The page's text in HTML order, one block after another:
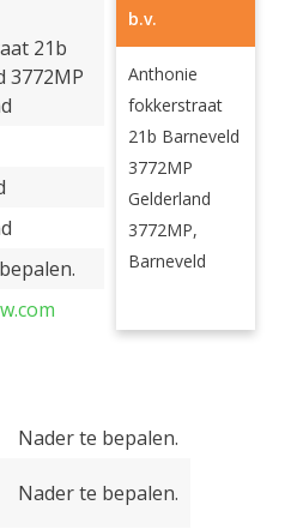
21b
3772MP
b.v.
Anthonie
fokkerstraat
21b Barneveld
3772MP
Gelderland
3772MP,
Barneveld
Nader te bepalen.
Nader te bepalen.